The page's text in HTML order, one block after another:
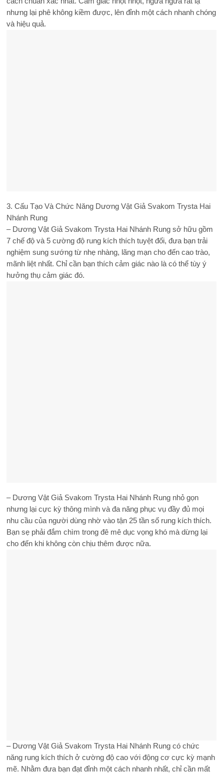
nhưng lại phê không kiềm được, lên đỉnh một cách nhanh chóng
và hiệu quả.
3. Cấu Tạo Và Chức Năng Dương Vật Giả Svakom Trysta Hai
Nhánh Rung
– Dương Vật Giả Svakom Trysta Hai Nhánh Rung sở hữu gồm
7 chế độ và 5 cường độ rung kích thích tuyệt đối, đưa bạn trải
nghiệm sung sướng từ nhẹ nhàng, lãng mạn cho đến cao trào,
mãnh liệt nhất. Chỉ cần bạn thích cảm giác nào là có thể tùy ý
hưởng thụ cảm giác đó.
– Dương Vật Giả Svakom Trysta Hai Nhánh Rung nhỏ gọn
nhưng lại cực kỳ thông mình và đa năng phục vụ đầy đủ mọi
nhu cầu của người dùng nhờ vào tận 25 tần số rung kích thích.
Bạn sẹ phải đắm chìm trong đê mê dục vọng khó mà dừng lại
cho đến khi không còn chịu thêm được nữa.
– Dương Vật Giả Svakom Trysta Hai Nhánh Rung có chức
năng rung kích thích ở cường độ cao với động cơ cực kỳ mạnh
mẽ. Nhằm đưa bạn đạt đỉnh một cách nhanh nhất, chỉ cần mất